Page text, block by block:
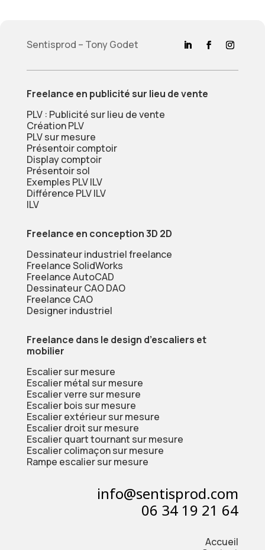
Sentisprod – Tony Godet
Freelance en publicité sur lieu de vente
PLV : Publicité sur lieu de vente
Création PLV
PLV sur mesure
Présentoir comptoir
Display comptoir
Présentoir sol
Exemples PLV ILV
Différence PLV ILV
ILV
Freelance en conception 3D 2D
Dessinateur industriel freelance
Freelance SolidWorks
Freelance AutoCAD
Dessinateur CAO DAO
Freelance CAO
Designer industriel
Freelance dans le design d’escaliers et
mobilier
Escalier sur mesure
Escalier métal sur mesure
Escalier verre sur mesure
Escalier bois sur mesure
Escalier extérieur sur mesure
Escalier droit sur mesure
Escalier quart tournant sur mesure
Escalier colimaçon sur mesure
Rampe escalier sur mesure
info@sentisprod.com
06 34 19 21 64
Accueil